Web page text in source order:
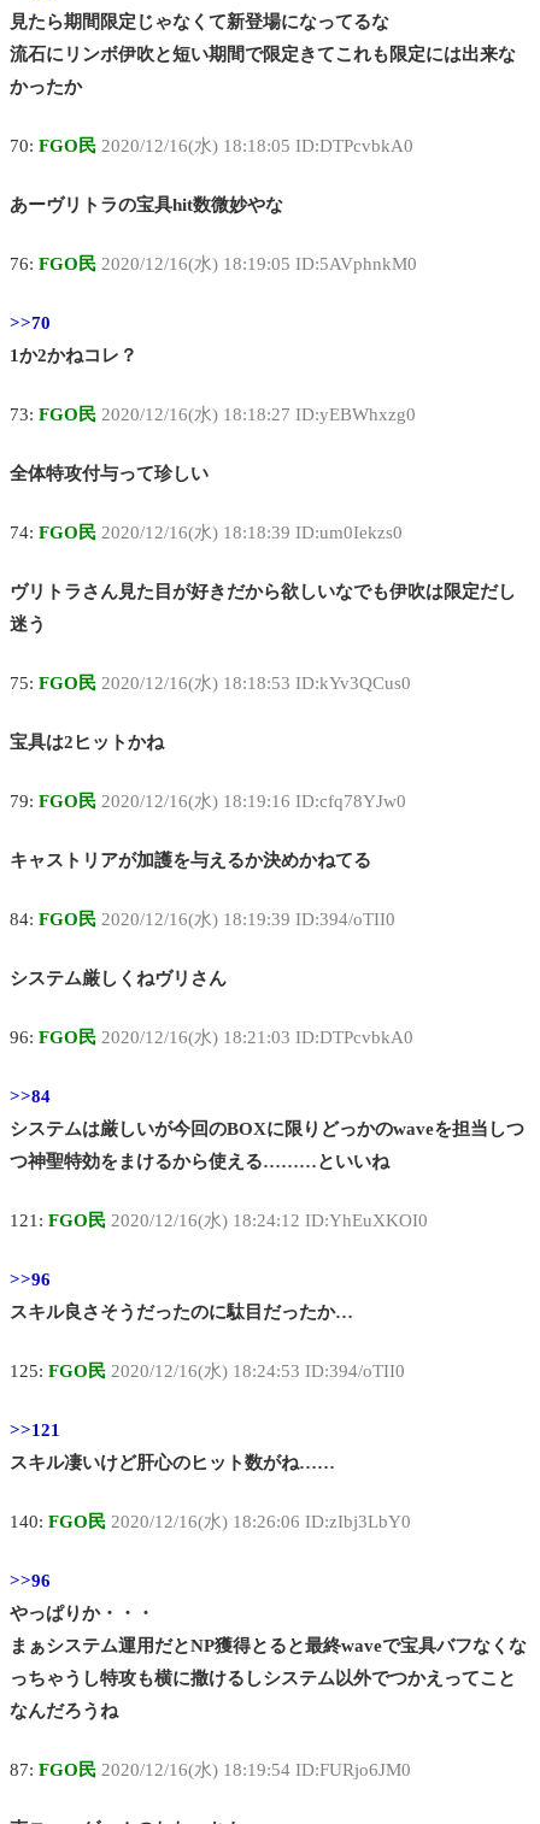
見たら期間限定じゃなくて新登場になってるな
流石にリンボ伊吹と短い期間で限定きてこれも限定には出来な
かったか
70: FGO民 2020/12/16(水) 18:18:05 ID:DTPcvbkA0
あーヴリトラの宝具hit数微妙やな
76: FGO民 2020/12/16(水) 18:19:05 ID:5AVphnkM0
>>70
1か2かねコレ？
73: FGO民 2020/12/16(水) 18:18:27 ID:yEBWhxzg0
全体特攻付与って珍しい
74: FGO民 2020/12/16(水) 18:18:39 ID:um0Iekzs0
ヴリトラさん見た目が好きだから欲しいなでも伊吹は限定だし
迷う
75: FGO民 2020/12/16(水) 18:18:53 ID:kYv3QCus0
宝具は2ヒットかね
79: FGO民 2020/12/16(水) 18:19:16 ID:cfq78YJw0
キャストリアが加護を与えるか決めかねてる
84: FGO民 2020/12/16(水) 18:19:39 ID:394/oTII0
システム厳しくねヴリさん
96: FGO民 2020/12/16(水) 18:21:03 ID:DTPcvbkA0
>>84
システムは厳しいが今回のBOXに限りどっかのwaveを担当しつ
つ神聖特効をまけるから使える………といいね
121: FGO民 2020/12/16(水) 18:24:12 ID:YhEuXKOI0
>>96
スキル良さそうだったのに駄目だったか…
125: FGO民 2020/12/16(水) 18:24:53 ID:394/oTII0
>>121
スキル凄いけど肝心のヒット数がね……
140: FGO民 2020/12/16(水) 18:26:06 ID:zIbj3LbY0
>>96
やっぱりか・・・
まぁシステム運用だとNP獲得とると最終waveで宝具バフなくな
っちゃうし特攻も横に撒けるしシステム以外でつかえってこと
なんだろうね
87: FGO民 2020/12/16(水) 18:19:54 ID:FURjo6JM0